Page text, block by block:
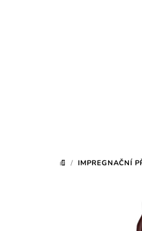
DOMŮ
/ IMPREGNAČNÍ